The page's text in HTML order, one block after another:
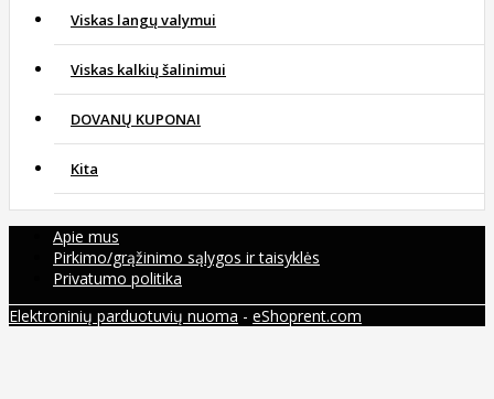
Viskas langų valymui
Viskas kalkių šalinimui
DOVANŲ KUPONAI
Kita
Apie mus
Pirkimo/grąžinimo sąlygos ir taisyklės
Privatumo politika
Elektroninių parduotuvių nuoma - eShoprent.com